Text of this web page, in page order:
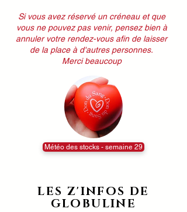
Si vous avez réservé un créneau et que
vous ne pouvez pas venir, pensez bien à
annuler votre rendez-vous afin de laisser
de la place à d'autres personnes.
Merci beaucoup
Météo des stocks - semaine 29
LES Z'INFOS DE
GLOBULINE